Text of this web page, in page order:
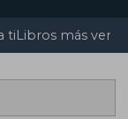
tiLibros más